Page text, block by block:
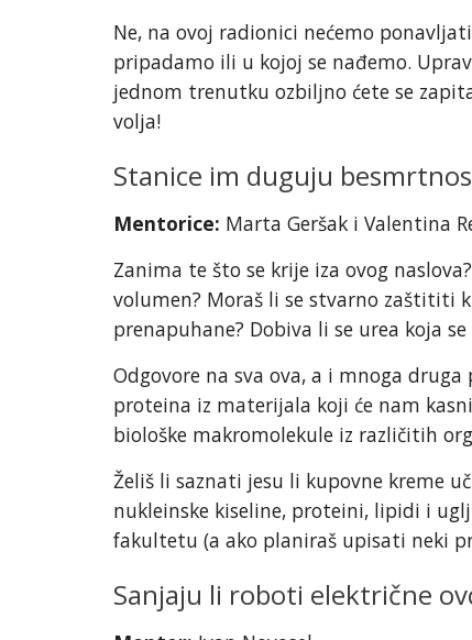
Ne, na ovoj radionici nećemo
pripadamo ili u kojoj se nađemo.
jednom trenutku ozbiljno ćete se
volja!
Stanice im duguju
Mentorice: Marta Geršak i Valentina
Zanima te što se krije iza ovog
volumen? Moraš li se stvarno zaštititi
prenapuhane? Dobiva li se urea koja
Odgovore na sva ova, a i mnoga
proteina iz materijala koji će nam
biološke makromolekule iz različitih
Želiš li saznati jesu li kupovne kreme
nukleinske kiseline, proteini, lipidi i
fakultetu (a ako planiraš upisati neki
Sanjaju li roboti električne